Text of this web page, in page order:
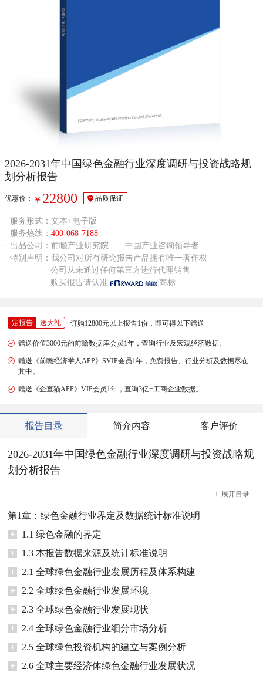
2026-2031年中国绿色金融行业深度调研与投资战略规
划分析报告
优惠价： ￥ 22800 品质保证
· 服务形式：文本+电子版
· 服务热线： 400-068-7188
· 出品公司：前瞻产业研究院——中国产业咨询领导者
· 特别声明：我公司对所有研究报告产品拥有唯一著作权
公司从未通过任何第三方进行代理销售
购买报告请认准
商标
定报告 送大礼 订购12800元以上报告1份，即可得以下赠送
赠送价值3000元的前瞻数据库会员1年，查询行业及宏观经济数据。
赠送《前瞻经济学人APP》SVIP会员1年，免费报告、行业分析及数据尽在
其中。
赠送《企查猫APP》VIP会员1年，查询3亿+工商企业数据。
报告目录 简介内容 客户评价
2026-2031年中国绿色金融行业深度调研与投资战略规
划分析报告
+ 展开目录
第1章：绿色金融行业界定及数据统计标准说明
+
1.1 绿色金融的界定
+
1.3 本报告数据来源及统计标准说明
+
2.1 全球绿色金融行业发展历程及体系构建
+
2.2 全球绿色金融行业发展环境
+
2.3 全球绿色金融行业发展现状
+
2.4 全球绿色金融行业细分市场分析
+
2.5 全球绿色投资机构的建立与案例分析
+
2.6 全球主要经济体绿色金融行业发展状况